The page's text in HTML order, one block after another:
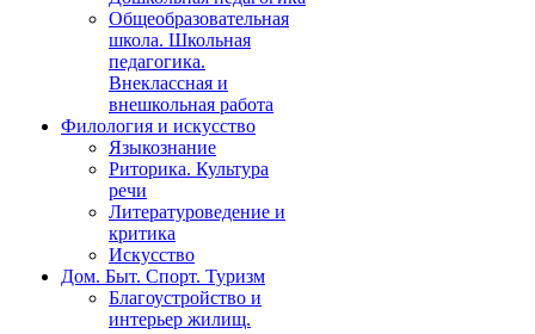
Общеобразовательная
школа. Школьная
педагогика.
Внеклассная и
внешкольная работа
Филология и искусство
Языкознание
Риторика. Культура
речи
Литературоведение и
критика
Искусство
Дом. Быт. Спорт. Туризм
Благоустройство и
интерьер жилищ.